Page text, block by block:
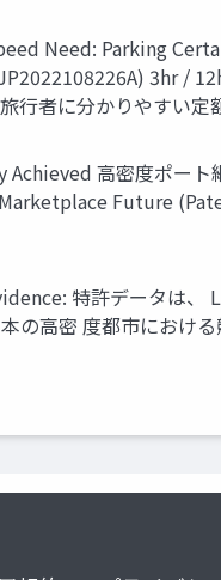
Need: Parking
3hr /
者に分かりやすい
高密度ポー
Future
特許データは、
高密 度都市におけ